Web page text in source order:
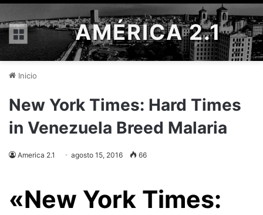
Menú AMÉRICA 2.1
Inicio
New York Times: Hard Times
in Venezuela Breed Malaria
America 2.1 agosto 15, 2016 66
«New York Times: